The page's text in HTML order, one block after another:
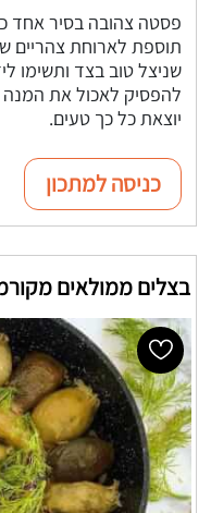
פסטה צהובה בסיר אחד
תוספת לארוחת צהריים
שניצל טוב בצד ותשימו
להפסיק לאכול את
יוצאת כל כך טעים.
כניסה למתכון
בצלים ממולאים